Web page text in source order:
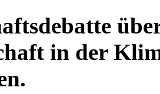
in der